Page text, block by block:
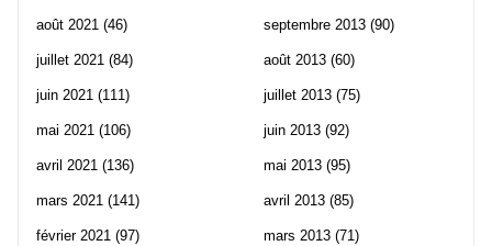
août 2021 (46)
juillet 2021 (84)
juin 2021 (111)
mai 2021 (106)
avril 2021 (136)
mars 2021 (141)
février 2021 (97)
septembre 2013 (90)
août 2013 (60)
juillet 2013 (75)
juin 2013 (92)
mai 2013 (95)
avril 2013 (85)
mars 2013 (71)